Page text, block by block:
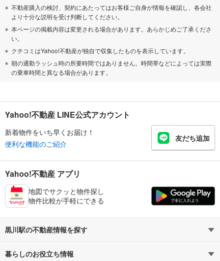
不動産購入の検討、契約にあたってはお客様ご自身が情報を確認し、各会社
より十分な説明を受け判断してください。
本ページの掲載内容は変更される場合があります。あらかじめご了承くださ
い。
クチコミはYahoo!不動産が独自で収集したものを表示しています。
朝の通勤ラッシュ時の所要時間ではありません。時間帯などによっては実際
の乗車時間と異なる場合があります。
Yahoo!不動産 LINE公式アカウント
新着物件をいち早くお届け！
便利な機能のご紹介
友だち追加
Yahoo!不動産 アプリ
地図でサクッと物件探し
物件比較が手軽にできる
黒川駅の不動産情報を探す
不動産・住宅
暮らしのお役立ち情報